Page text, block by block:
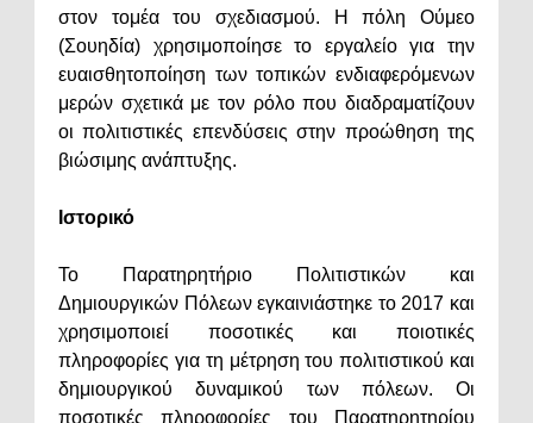
στον τομέα του σχεδιασμού. Η πόλη Ούμεο
(Σουηδία) χρησιμοποίησε το εργαλείο για την
ευαισθητοποίηση των τοπικών ενδιαφερόμενων
μερών σχετικά με τον ρόλο που διαδραματίζουν
οι πολιτιστικές επενδύσεις στην προώθηση της
βιώσιμης ανάπτυξης.
Ιστορικό
Το Παρατηρητήριο Πολιτιστικών και
Δημιουργικών Πόλεων εγκαινιάστηκε το 2017 και
χρησιμοποιεί ποσοτικές και ποιοτικές
πληροφορίες για τη μέτρηση του πολιτιστικού και
δημιουργικού δυναμικού των πόλεων. Οι
ποσοτικές πληροφορίες του Παρατηρητηρίου